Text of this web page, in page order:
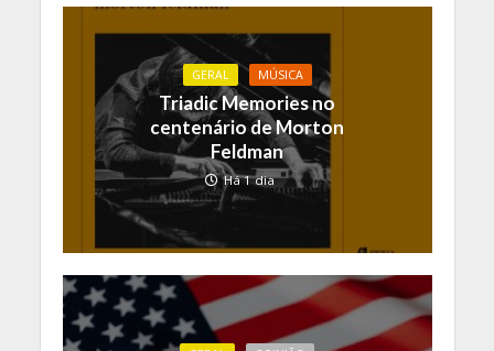
GERAL MÚSICA
Triadic Memories no
centenário de Morton
Feldman
Há 1 dia